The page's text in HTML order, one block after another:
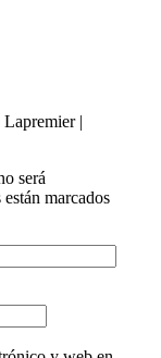
Lapremier |
será
marcados